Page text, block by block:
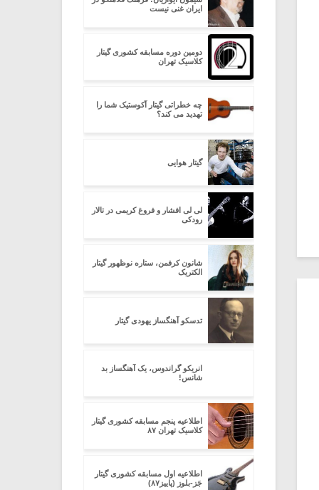
ایران غنی نیست
دومین دوره مسابقه کشوری گیتار
کلاسیک تهران
چه خطراتی گیتار آکوستیک شما را
تهدید می کند؟
گیتار هوایی
لی لی افشار و فروغ کریمی در تالار
رودکی
شانون کرفمن، ستاره نوظهور گیتار
الکتریک
تدسکو آهنگساز یهودی گیتار
انریکو گراندوس، یک آهنگساز بد
شانس!
اطلاعیه پنجم مسابقه کشوری گیتار
کلاسیک تهران ۸۷
اطلاعیه اول مسابقه کشوری گیتار
جَز-بلوز (پاییز۸۷)